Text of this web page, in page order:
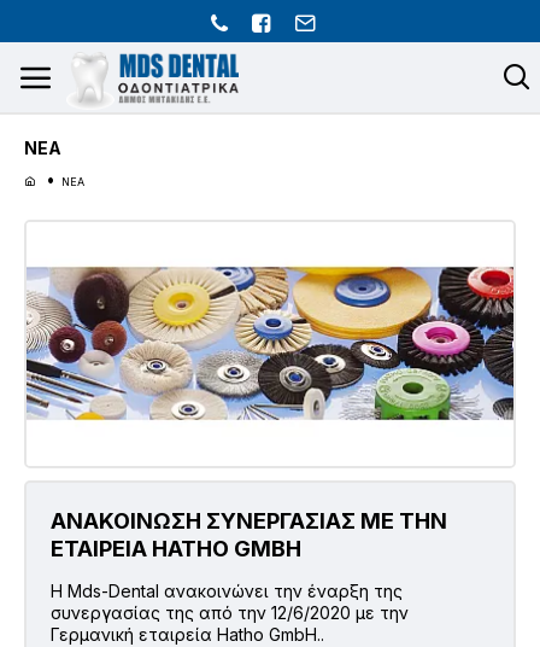
ΝΕΑ
ΝΕΑ
ΑΝΑΚΟΙΝΩΣΗ ΣΥΝΕΡΓΑΣΙΑΣ ΜΕ ΤΗΝ
ΕΤΑΙΡΕΙΑ HATHO GMBH
H Mds-Dental ανακοινώνει την έναρξη της
συνεργασίας της από την 12/6/2020 με την
Γερμανική εταιρεία Hatho GmbH..